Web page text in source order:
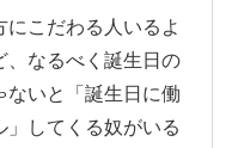
こだわる人いるよ
、なるべく誕生日の
ないと「誕生日に働
してくる奴がいる